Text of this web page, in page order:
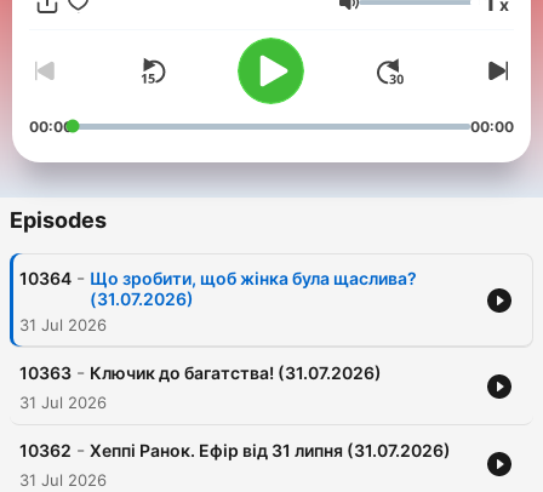
Volume
00:00 00:00
Episodes
10364 - Що зробити, щоб жінка була щаслива?
(31.07.2026)
31 Jul 2026
10363 - Ключик до багатства! (31.07.2026)
31 Jul 2026
10362 - Хеппі Ранок. Ефір від 31 липня (31.07.2026)
31 Jul 2026